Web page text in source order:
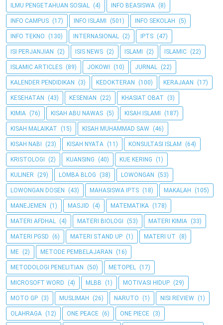
ILMU PENGETAHUAN SOSIAL (4) INFO BEASISWA (8)
INFO CAMPUS (17) INFO ISLAMI (501) INFO SEKOLAH (5)
INFO TEKNO (130) INTERNASIONAL (2) IPTS (47)
ISI PERJANJIAN (2) ISIS NEWS (2) ISLAMI (2) ISLAMIC (22)
ISLAMIC ARTICLES (89) JOKOWI (10) JURNAL (22)
KALENDER PENDIDIKAN (3) KEDOKTERAN (100) KERAJAAN (17)
KESEHATAN (43) KESENIAN (22) KHASIAT OBAT (3)
KIMIA (76) KISAH ABU NAWAS (5) KISAH ISLAMI (187)
KISAH MALAIKAT (15) KISAH MUHAMMAD SAW (46)
KISAH NABI (23) KISAH NYATA (11) KONSULTASI ISLAM (64)
KRISTOLOGI (2) KUANSING (40) KUE KERING (1)
KULINER (29) LOMBA BLOG (38) LOWONGAN (53)
LOWONGAN DOSEN (43) MAHASISWA IPTS (18) MAKALAH (105)
MANEJEMEN (1) MASJID (4) MATEMATIKA (178)
MATERI AFDHAL (4) MATERI BIOLOGI (53) MATERI KIMIA (33)
MATERI PGSD (6) MATERI STAND UP (1) MATERI UT (8)
ME (2) METODE PEMBELAJARAN (16)
METODOLOGI PENELITIAN (50) METOPEL (17)
MICROSOFT WORD (4) MLBB (1) MOTIVASI HIDUP (29)
MOTO GP (3) MUSLIMAH (26) NARUTO (1) NISI REVIEW (1)
OLAHRAGA (12) ONE PEACE (6) ONE PIECE (3)